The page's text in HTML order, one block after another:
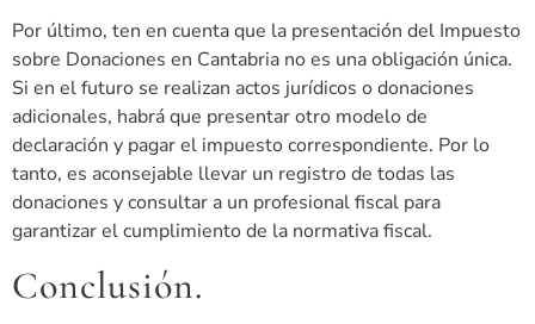
Por último, ten en cuenta que la presentación del Impuesto
sobre Donaciones en Cantabria no es una obligación única.
Si en el futuro se realizan actos jurídicos o donaciones
adicionales, habrá que presentar otro modelo de
declaración y pagar el impuesto correspondiente. Por lo
tanto, es aconsejable llevar un registro de todas las
donaciones y consultar a un profesional fiscal para
garantizar el cumplimiento de la normativa fiscal.
Conclusión.